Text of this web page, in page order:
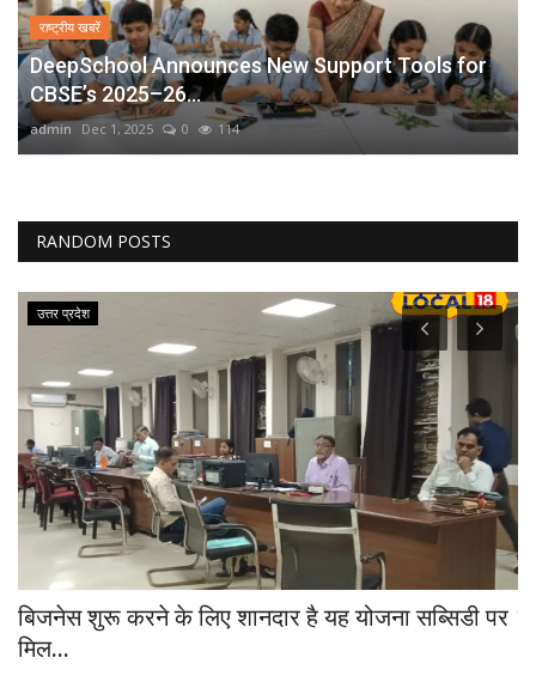
राष्ट्रीय खबरें
DeepSchool Announces New Support Tools for
CBSE’s 2025–26...
admin Dec 1, 2025 0 114
RANDOM POSTS
उत्तर प्रदेश
बिजनेस शुरू करने के लिए शानदार है यह योजना सब्सिडी पर
मिल...